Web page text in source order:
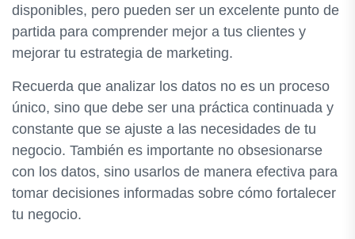
disponibles, pero pueden ser un excelente punto de
partida para comprender mejor a tus clientes y
mejorar tu estrategia de marketing.
Recuerda que analizar los datos no es un proceso
único, sino que debe ser una práctica continuada y
constante que se ajuste a las necesidades de tu
negocio. También es importante no obsesionarse
con los datos, sino usarlos de manera efectiva para
tomar decisiones informadas sobre cómo fortalecer
tu negocio.